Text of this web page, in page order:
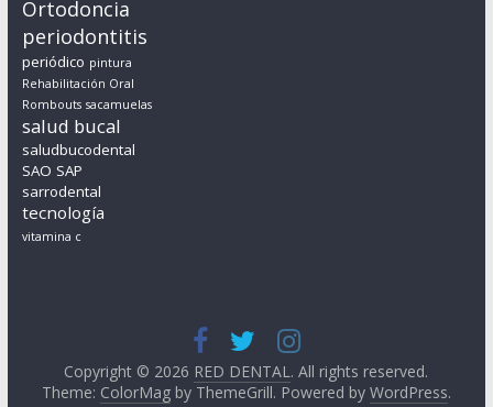
Ortodoncia
periodontitis
periódico pintura
Rehabilitación Oral
Rombouts sacamuelas
salud bucal
saludbucodental
SAO SAP
sarrodental
tecnología
vitamina c
Copyright © 2026 RED DENTAL. All rights reserved.
Theme: ColorMagby ThemeGrill. Powered by WordPress.